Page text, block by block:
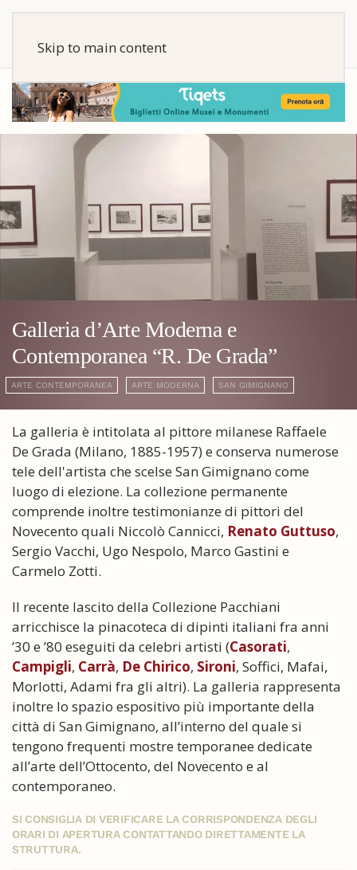
Skip to main content
Galleria d’Arte Moderna e
Contemporanea “R. De Grada”
ARTE CONTEMPORANEA ARTE MODERNA SAN GIMIGNANO
La galleria è intitolata al pittore milanese Raffaele
De Grada (Milano, 1885-1957) e conserva numerose
tele dell'artista che scelse San Gimignano come
luogo di elezione. La collezione permanente
comprende inoltre testimonianze di pittori del
Novecento quali Niccolò Cannicci, Renato Guttuso,
Sergio Vacchi, Ugo Nespolo, Marco Gastini e
Carmelo Zotti.
Il recente lascito della Collezione Pacchiani
arricchisce la pinacoteca di dipinti italiani fra anni
’30 e ’80 eseguiti da celebri artisti (Casorati,
Campigli, Carrà, De Chirico, Sironi, Soffici, Mafai,
Morlotti, Adami fra gli altri). La galleria rappresenta
inoltre lo spazio espositivo più importante della
città di San Gimignano, all’interno del quale si
tengono frequenti mostre temporanee dedicate
all’arte dell’Ottocento, del Novecento e al
contemporaneo.
SI CONSIGLIA DI VERIFICARE LA CORRISPONDENZA DEGLI
ORARI DI APERTURA CONTATTANDO DIRETTAMENTE LA
STRUTTURA.